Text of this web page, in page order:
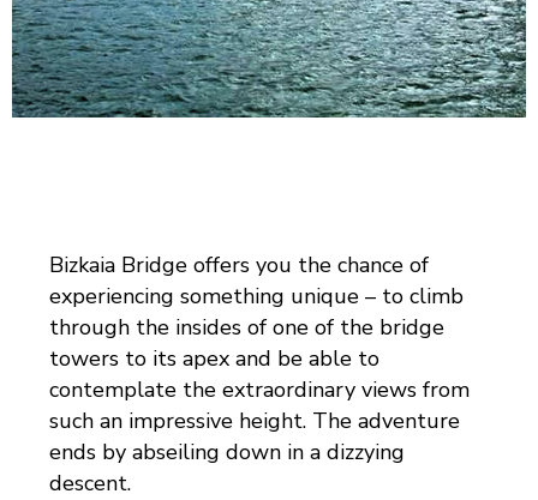
Bizkaia Bridge offers you the chance of
experiencing something unique – to climb
through the insides of one of the bridge
towers to its apex and be able to
contemplate the extraordinary views from
such an impressive height. The adventure
ends by abseiling down in a dizzying
descent.